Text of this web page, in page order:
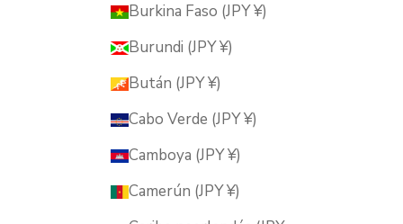
Burkina Faso (JPY ¥)
Burundi (JPY ¥)
Bután (JPY ¥)
Cabo Verde (JPY ¥)
Camboya (JPY ¥)
Camerún (JPY ¥)